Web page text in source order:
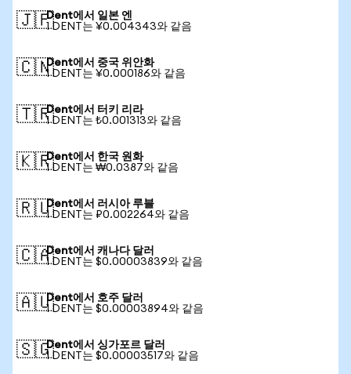
🇯🇵Dent에서 일본 엔
1 DENT는 ¥0.004343와 같음
🇨🇳Dent에서 중국 위안화
1 DENT는 ¥0.000186와 같음
🇹🇷Dent에서 터키 리라
1 DENT는 ₺0.001313와 같음
🇰🇷Dent에서 한국 원화
1 DENT는 ₩0.0387와 같음
🇷🇺Dent에서 러시아 루블
1 DENT는 ₽0.002264와 같음
🇨🇦Dent에서 캐나다 달러
1 DENT는 $0.00003839와 같음
🇦🇺Dent에서 호주 달러
1 DENT는 $0.00003894와 같음
🇸🇬Dent에서 싱가포르 달러
1 DENT는 $0.00003517와 같음